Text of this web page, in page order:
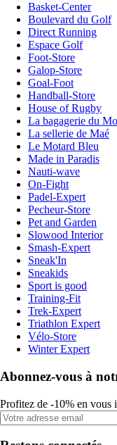
Basket-Center
Boulevard du Golf
Direct Running
Espace Golf
Foot-Store
Galop-Store
Goal-Foot
Handball-Store
House of Rugby
La bagagerie du
La sellerie de Maé
Le Motard Bleu
Made in Paradis
Nauti-wave
On-Fight
Padel-Expert
Pecheur-Store
Pet and Garden
Slowood Interior
Smash-Expert
Sneak'In
Sneakids
Sport is good
Training-Fit
Trek-Expert
Triathlon Expert
Vélo-Store
Winter Expert
Abonnez-vous à
Profitez de -10% en vous